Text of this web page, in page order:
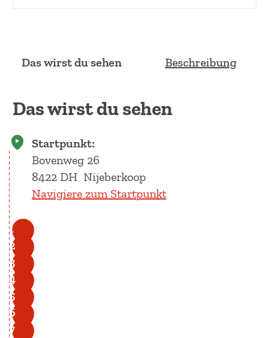
Das wirst du sehen Beschreibung
Das wirst du sehen
Startpunkt:
Bovenweg 26
8422 DH Nijeberkoop
Navigiere zum Startpunkt
1
2
3
4
5
6
7